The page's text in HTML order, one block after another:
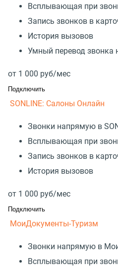
Всплывающая при
Запись звонков в
История вызовов
Умный перевод звонка
от 1 000 руб/мес
Подключить
SONLINE: Салоны Онлайн
Звонки напрямую в
Всплывающая при
Запись звонков в
История вызовов
от 1 000 руб/мес
Подключить
МоиДокументы-Туризм
Звонки напрямую в
Всплывающая при